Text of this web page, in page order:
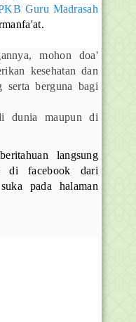
Guru Madrasah
mohon doa'
kesehatan dan
serta berguna bagi
dunia maupun di
langsung
di facebook dari
pada halaman